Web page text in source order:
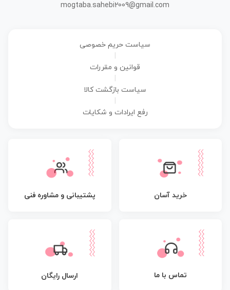
mogtaba.sahebi2009@gmail.com
سیاست حریم خصوصی
قوانین و مقررات
سیاست بازگشت کالا
رفع ایرادات و شکایات
خرید آسان پشتیبانی و مشاوره فنی
تماس با ما ارسال رایگان